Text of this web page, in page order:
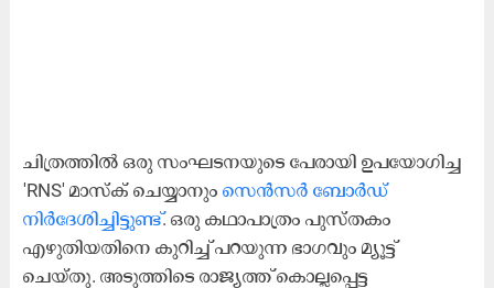
ചിത്രത്തില്‍ ഒരു സംഘടനയുടെ പേരായി ഉപയോഗിച്ച
'RNS' മാസ്ക് ചെയ്യാനും സെൻസർ ബോർഡ്
നിർദേശിച്ചിട്ടുണ്ട്. ഒരു കഥാപാത്രം പുസ്തകം
എഴുതിയതിനെ കുറിച്ച് പറയുന്ന ഭാഗവും മ്യൂട്ട്
ചെയ്തു. അടുത്തിടെ രാജ്യത്ത് കൊല്ലപ്പെട്ട